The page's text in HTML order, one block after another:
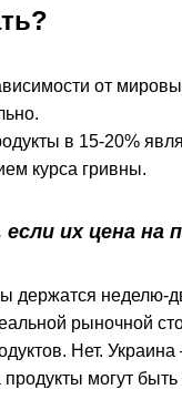
от
в 15-20%
курса гривны.
их цена на
держатся
рыночной
Нет.
могут